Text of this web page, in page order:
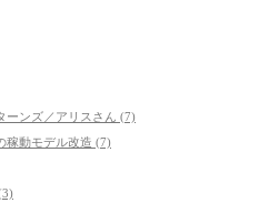
ーンズ／アリスさん (7)
稼動モデル改造 (7)